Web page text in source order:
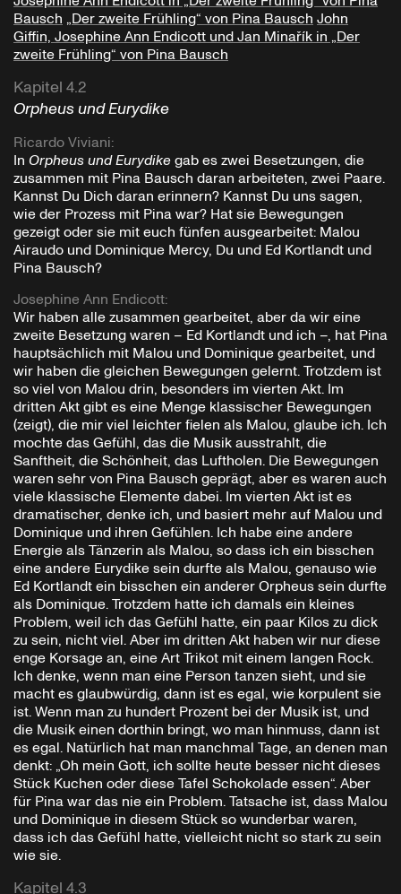
Bausch „Der zweite Frühling“ von Pina Bausch John
Giffin, Josephine Ann Endicott und Jan Minařík in „Der
zweite Frühling“ von Pina Bausch
Kapitel 4.2
Orpheus und Eurydike
Ricardo Viviani:
In Orpheus und Eurydikegab es zwei Besetzungen, die
zusammen mit Pina Bausch daran arbeiteten, zwei Paare.
Kannst Du Dich daran erinnern? Kannst Du uns sagen,
wie der Prozess mit Pina war? Hat sie Bewegungen
gezeigt oder sie mit euch fünfen ausgearbeitet: Malou
Airaudo und Dominique Mercy, Du und Ed Kortlandt und
Pina Bausch?
Josephine Ann Endicott:
Wir haben alle zusammen gearbeitet, aber da wir eine
zweite Besetzung waren – Ed Kortlandt und ich –, hat Pina
hauptsächlich mit Malou und Dominique gearbeitet, und
wir haben die gleichen Bewegungen gelernt. Trotzdem ist
so viel von Malou drin, besonders im vierten Akt. Im
dritten Akt gibt es eine Menge klassischer Bewegungen
(zeigt), die mir viel leichter fielen als Malou, glaube ich. Ich
mochte das Gefühl, das die Musik ausstrahlt, die
Sanftheit, die Schönheit, das Luftholen. Die Bewegungen
waren sehr von Pina Bausch geprägt, aber es waren auch
viele klassische Elemente dabei. Im vierten Akt ist es
dramatischer, denke ich, und basiert mehr auf Malou und
Dominique und ihren Gefühlen. Ich habe eine andere
Energie als Tänzerin als Malou, so dass ich ein bisschen
eine andere Eurydike sein durfte als Malou, genauso wie
Ed Kortlandt ein bisschen ein anderer Orpheus sein durfte
als Dominique. Trotzdem hatte ich damals ein kleines
Problem, weil ich das Gefühl hatte, ein paar Kilos zu dick
zu sein, nicht viel. Aber im dritten Akt haben wir nur diese
enge Korsage an, eine Art Trikot mit einem langen Rock.
Ich denke, wenn man eine Person tanzen sieht, und sie
macht es glaubwürdig, dann ist es egal, wie korpulent sie
ist. Wenn man zu hundert Prozent bei der Musik ist, und
die Musik einen dorthin bringt, wo man hinmuss, dann ist
es egal. Natürlich hat man manchmal Tage, an denen man
denkt: „Oh mein Gott, ich sollte heute besser nicht dieses
Stück Kuchen oder diese Tafel Schokolade essen“. Aber
für Pina war das nie ein Problem. Tatsache ist, dass Malou
und Dominique in diesem Stück so wunderbar waren,
dass ich das Gefühl hatte, vielleicht nicht so stark zu sein
wie sie.
Kapitel 4.3